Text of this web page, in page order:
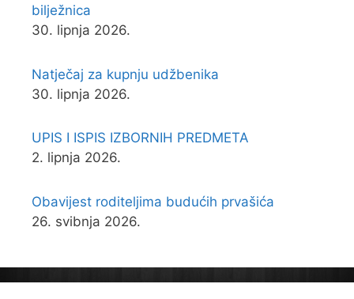
bilježnica
30. lipnja 2026.
Natječaj za kupnju udžbenika
30. lipnja 2026.
UPIS I ISPIS IZBORNIH PREDMETA
2. lipnja 2026.
Obavijest roditeljima budućih prvašića
26. svibnja 2026.